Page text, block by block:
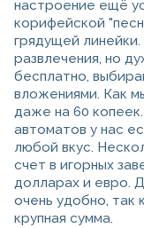
настроение ещё
корифейской
грядущей
развлечения, но
бесплатно,
вложениями. Как
даже на 60
автоматов у нас
любой вкус.
счет в игорных
долларах и евро.
очень удобно, так
крупная сумма.